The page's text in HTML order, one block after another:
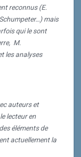
auteurs et
lecteur en
éléments de
reconnus (E.
mais
qui le sont
M.
les analyses
auteurs et
lecteur en
éléments de
actuellement la